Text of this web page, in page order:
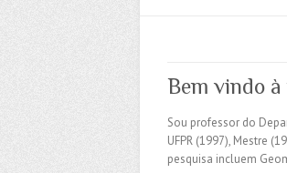
Bem vindo
Sou professor do
UFPR (1997), Mestre
pesquisa incluem